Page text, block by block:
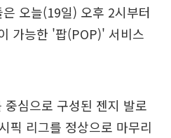
오늘(19일) 오후 2시부터
가능한 '팝(POP)' 서비스
중심으로 구성된 젠지 발로
픽 리그를 정상으로 마무리